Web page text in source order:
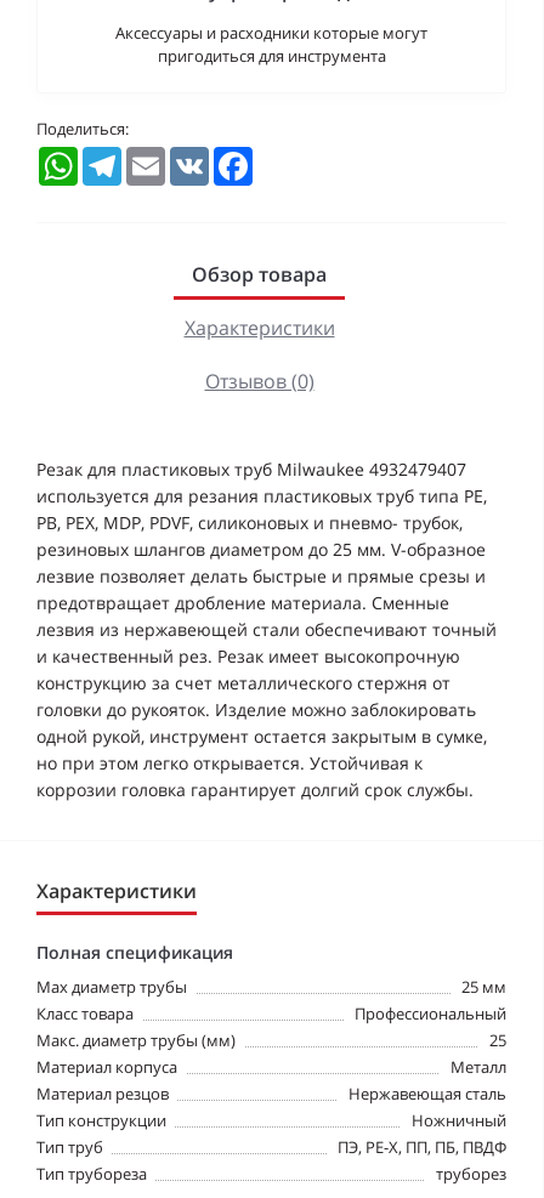
Аксессуары и расходники которые могут
пригодиться для инструмента
Поделиться:
WhatsAppTelegramEmail VK
Обзор товара
Характеристики
Отзывов (0)
Резак для пластиковых труб Milwaukee 4932479407
используется для резания пластиковых труб типа РЕ,
РВ, PEX, MDP, PDVF, силиконовых и пневмо- трубок,
резиновых шлангов диаметром до 25 мм. V-образное
лезвие позволяет делать быстрые и прямые срезы и
предотвращает дробление материала. Сменные
лезвия из нержавеющей стали обеспечивают точный
и качественный рез. Резак имеет высокопрочную
конструкцию за счет металлического стержня от
головки до рукояток. Изделие можно заблокировать
одной рукой, инструмент остается закрытым в сумке,
но при этом легко открывается. Устойчивая к
коррозии головка гарантирует долгий срок службы.
Характеристики
Полная спецификация
Max диаметр трубы
25 мм
Класс товара
Профессиональный
Макс. диаметр трубы (мм)
25
Материал корпуса
Металл
Материал резцов
Нержавеющая сталь
Тип конструкции
Ножничный
Тип труб
ПЭ, PE-X, ПП, ПБ, ПВДФ
Тип трубореза
труборез